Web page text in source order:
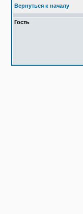
Вернуться к началу
Гость